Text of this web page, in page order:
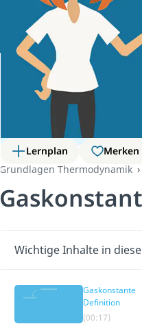
Lernplan Merken
Grundlagen Thermodynamik
Wichtige Inhalte in
Gaskonstante
Definition
(00:17)